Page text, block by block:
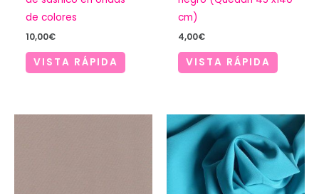
de colores
10,00€
VISTA RÁPIDA
cm)
4,00€
VISTA RÁPIDA